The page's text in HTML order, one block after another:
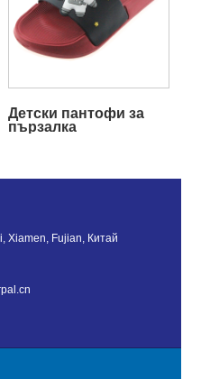
Детски пантофи за
пързалка
Xiamen, Fujian, Китай